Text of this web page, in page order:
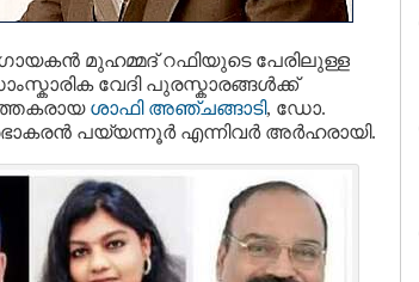
മുഹമ്മദ് റഫിയുടെ പേരിലുള്ള
വേദി പുരസ്കാരങ്ങൾക്ക്
ശാഫി അഞ്ചങ്ങാടി, ഡോ.
പയ്യന്നൂർ എന്നിവർ അർഹരായി.